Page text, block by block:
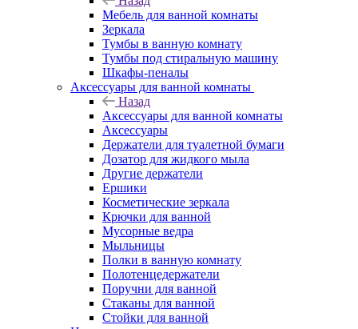
Мебель для ванной комнаты
Зеркала
Тумбы в ванную комнату
Тумбы под стиральную машину
Шкафы-пеналы
Аксессуары для ванной комнаты
Назад
Аксессуары для ванной комнаты
Аксессуары
Держатели для туалетной бумаги
Дозатор для жидкого мыла
Другие держатели
Ершики
Косметические зеркала
Крючки для ванной
Мусорные ведра
Мыльницы
Полки в ванную комнату
Полотенцедержатели
Поручни для ванной
Стаканы для ванной
Стойки для ванной